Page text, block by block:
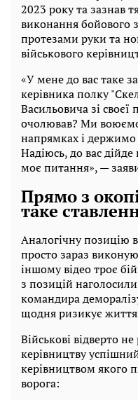
2023 року та зазнав
виконання бойового
протезами руки та
військового
«У мене до вас таке
керівника полку
Васильовича зі своєї
очолював? Ми
напрямках і
Надіюсь, до вас дійде
моє питання», —
Прямо з
таке
Аналогічну позицію
просто зараз
іншому відео троє
з позицій
командира
щодня ризикує
Військові відверто
керівництву
керівництвом якого
ворога: